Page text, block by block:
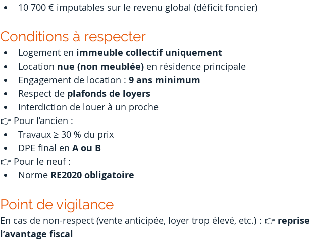
10 700 € imputables sur le revenu global (déficit foncier)
Conditions à respecter
Logement en immeuble collectif uniquement
Location nue (non meublée) en résidence principale
Engagement de location : 9 ans minimum
Respect de plafonds de loyers
Interdiction de louer à un proche
👉 Pour l’ancien :
Travaux ≥ 30 % du prix
DPE final en A ou B
👉 Pour le neuf :
Norme RE2020 obligatoire
Point de vigilance
En cas de non-respect (vente anticipée, loyer trop élevé, etc.) : 👉
l’avantage fiscal